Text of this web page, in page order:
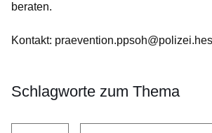
beraten.
Kontakt:
Schlagworte zum Thema